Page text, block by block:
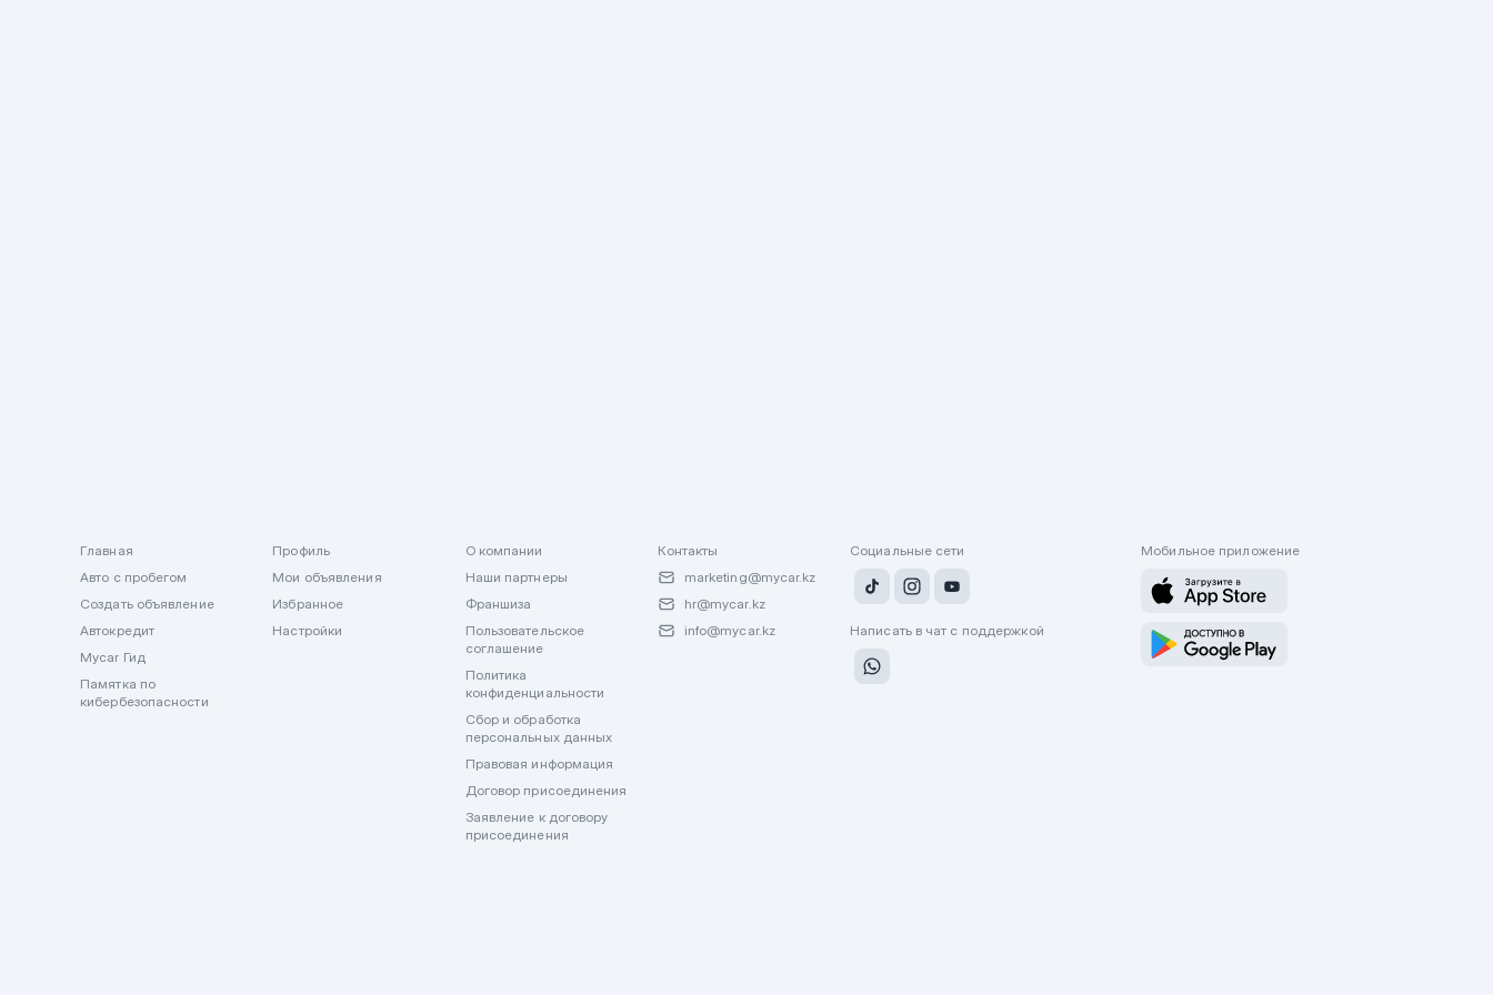
Главная
Авто с пробегом
Создать объявление
Автокредит
Mycar Гид
Памятка по
кибербезопасности
Профиль
Мои объявления
Избранное
Настройки
О компании
Наши партнеры
Франшиза
Пользовательское
соглашение
Политика
конфиденциальности
Сбор и обработка
персональных данных
Правовая информация
Договор присоединения
Заявление к договору
присоединения
Контакты
marketing@mycar.kz
hr@mycar.kz
info@mycar.kz
Социальные сети
Написать в чат с поддержкой
Мобильное приложение